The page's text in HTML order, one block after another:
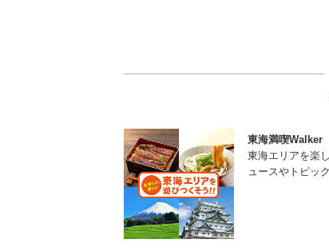
東海満喫Walker
東海エリアを楽
ュースやトピッ